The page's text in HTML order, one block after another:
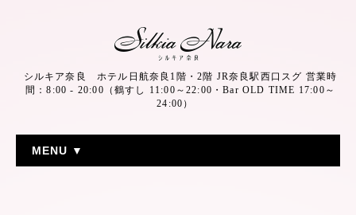
シルキア奈良 ホテル日航奈良1階・2階 JR奈良駅西口スグ 営業時
間：8:00 - 20:00（鶴すし 11:00～22:00・Bar OLD TIME 17:00～
24:00）
MENU ▼